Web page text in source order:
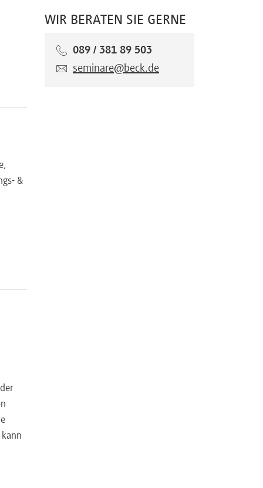
&
WIR BERATEN SIE GERNE
089 / 381 89 503
seminare@beck.de